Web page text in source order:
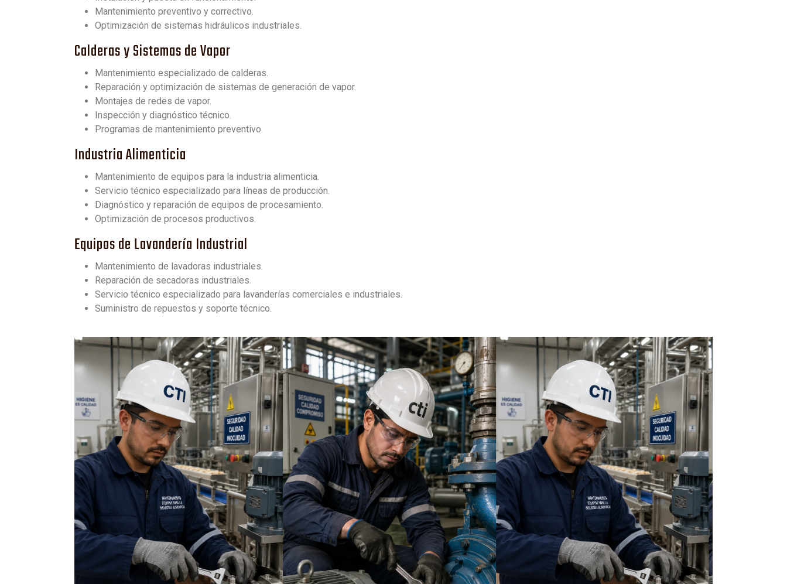
Mantenimiento preventivo y correctivo.
Optimización de sistemas hidráulicos industriales.
Calderas y Sistemas de Vapor
Mantenimiento especializado de calderas.
Reparación y optimización de sistemas de generación de vapor.
Montajes de redes de vapor.
Inspección y diagnóstico técnico.
Programas de mantenimiento preventivo.
Industria Alimenticia
Mantenimiento de equipos para la industria alimenticia.
Servicio técnico especializado para líneas de producción.
Diagnóstico y reparación de equipos de procesamiento.
Optimización de procesos productivos.
Equipos de Lavandería Industrial
Mantenimiento de lavadoras industriales.
Reparación de secadoras industriales.
Servicio técnico especializado para lavanderías comerciales e industriales.
Suministro de repuestos y soporte técnico.